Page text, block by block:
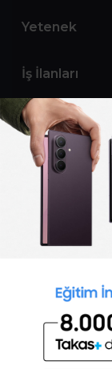
Yetenek
İş İlanları
Sertifika
Yetenek
Toptalent Marka ve
Olarak 11 / 11 / 2024
Kurumu tarafından